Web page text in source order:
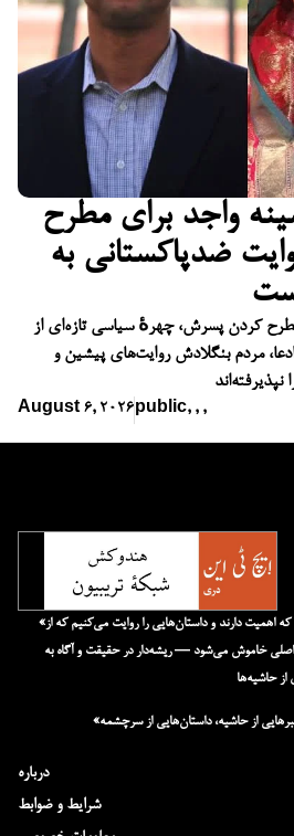
واجد برای مطرح
ضدپاکستانی به
کردن پسرش، چهرهٔ سیاسی تازه‌ای از
ادعا، مردم بنگلادش روایت‌های پیشین و
August 6, 2026 public, , ,
درباره
شرایط و ضوابط
«ما صداهایی را بازتاب می‌دهیم که اهمیت دارند و داستان‌هایی را روایت می‌کنیم که از
خاموش می‌شود — ریشه‌دار در حقیقت و آگاه به